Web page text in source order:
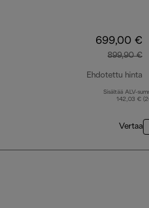
699,00 €
899,90 €
Ehdotettu hinta
Sisältää ALV-
142,03 €
Vertaa